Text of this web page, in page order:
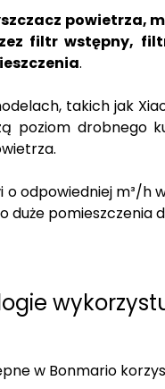
powietrza,
filtr wstępny,
.
takich jak
poziom drobnego
o odpowiedniej m³/h
duże pomieszczenia
w Bonmario